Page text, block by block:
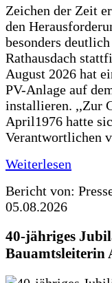
Zeichen der Zeit
den
besonders
Rathausdach
August 2026 hat
PV-Anlage auf
installieren. ,,Zur
April1976 hatte
Verantwortlichen
Weiterlesen
Bericht von:
05.08.2026
40-jähriges
Bauamtsleiterin